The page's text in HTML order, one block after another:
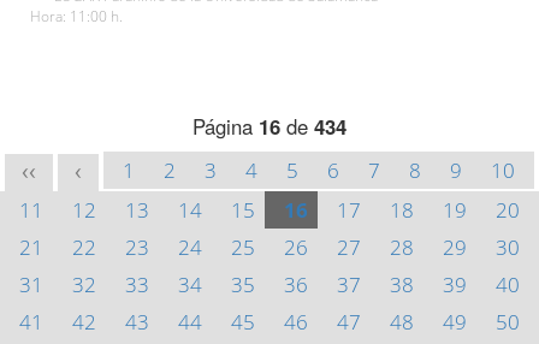
Hora: 11:00 h.
Página 16 de 434
<< < 1 2 3 4 5 6 7 8 9
10
11
12 13 14 15 16 17 18 19
20
21
22 23 24 25 26 27 28 29
30
31
32 33 34 35 36 37 38 39
40
41
42 43 44 45 46 47 48 49
50